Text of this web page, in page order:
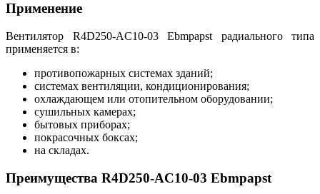
Применение
Вентилятор R4D250-AC10-03 Ebmpapst радиального типа
применяется в:
противопожарных системах зданий;
системах вентиляции, кондиционирования;
охлаждающем или отопительном оборудовании;
сушильных камерах;
бытовых приборах;
покрасочных боксах;
на складах.
Преимущества R4D250-AC10-03 Ebmpapst